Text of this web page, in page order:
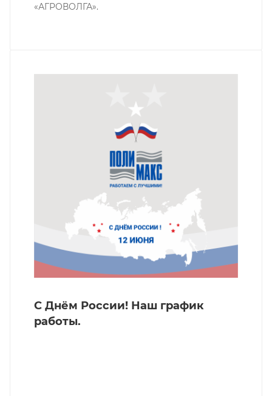
«АГРОВОЛГА».
С Днём России! Наш график
работы.